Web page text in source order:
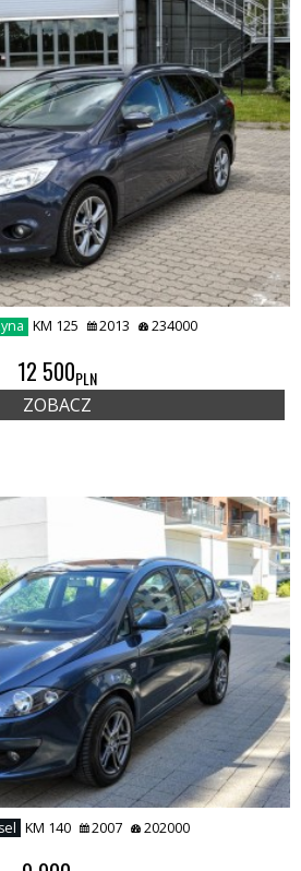
KM 125 2013 234000
12 500PLN
ZOBACZ
KM 140 2007 202000